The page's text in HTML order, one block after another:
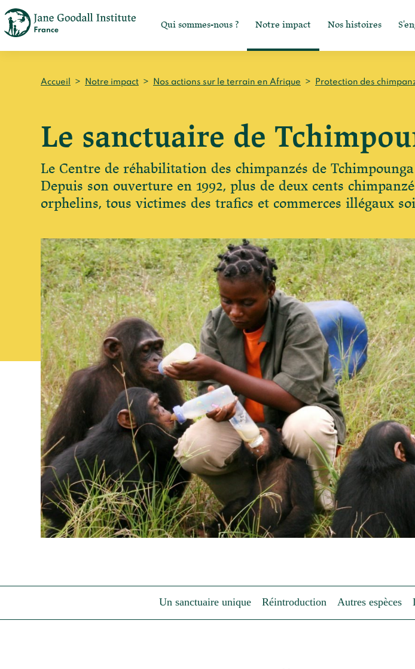
Qui sommes-nous ? Notre impact Nos histoires
Accueil > Notre impact > Nos actions sur le terrain en Afrique > Protection des
Le sanctuaire de
Le Centre de réhabilitation des chimpanzés de
Depuis son ouverture en 1992, plus de deux cents
orphelins, tous victimes des trafics et commerces illégaux
Un sanctuaire unique Réintroduction Autres espèces